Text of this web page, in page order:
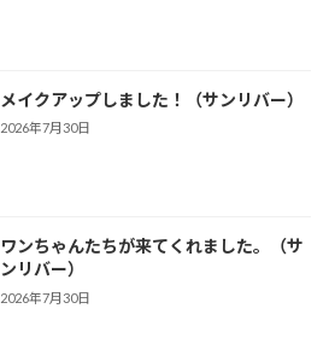
メイクアップしました！（サンリバー）
2026年7月30日
ワンちゃんたちが来てくれました。（サ
ンリバー）
2026年7月30日